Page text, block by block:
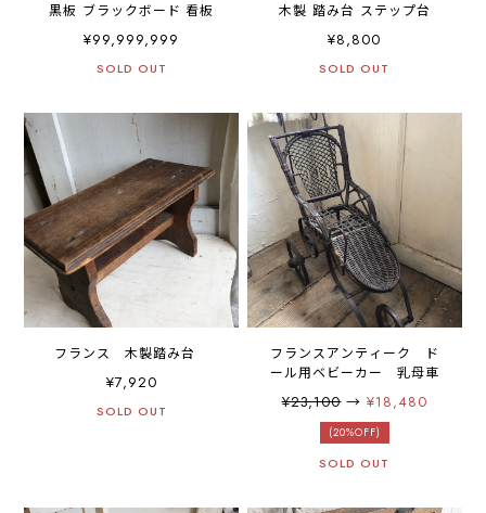
黒板 ブラックボード 看板
¥99,999,999
SOLD OUT
木製 踏み台 ステップ台
¥8,800
SOLD OUT
フランス 木製踏み台
¥7,920
SOLD OUT
フランスアンティーク ド
ール用ベビーカー 乳母車
¥23,100→¥18,480
(20%OFF)
SOLD OUT